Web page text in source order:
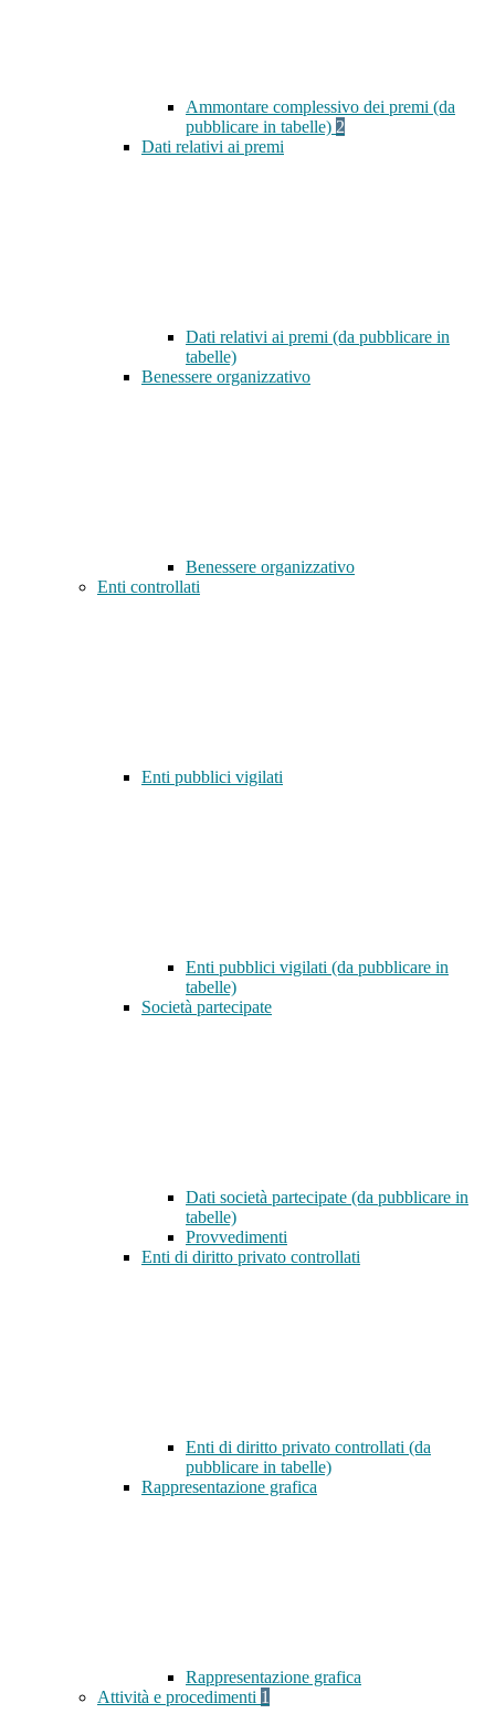
Ammontare complessivo dei premi (da
pubblicare in tabelle) 2
Dati relativi ai premi
Dati relativi ai premi (da pubblicare in
tabelle)
Benessere organizzativo
Benessere organizzativo
Enti controllati
Enti pubblici vigilati
Enti pubblici vigilati (da pubblicare in
tabelle)
Società partecipate
Dati società partecipate (da pubblicare in
tabelle)
Provvedimenti
Enti di diritto privato controllati
Enti di diritto privato controllati (da
pubblicare in tabelle)
Rappresentazione grafica
Rappresentazione grafica
Attività e procedimenti 1